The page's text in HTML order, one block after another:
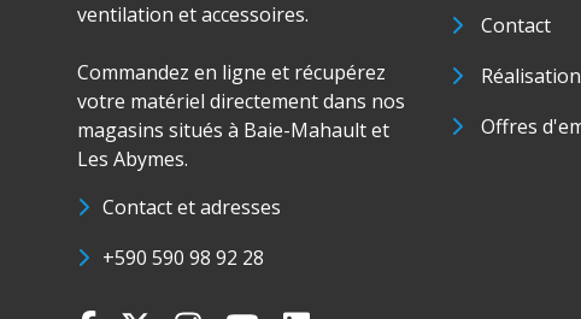
ventilation et accessoires.
Commandez en ligne et récupérez
votre matériel directement dans nos
magasins situés à Baie-Mahault et
Les Abymes.
Contact et adresses
+590 590 98 92 28
Contact
Offres